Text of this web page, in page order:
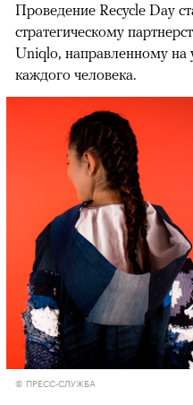
Проведение Recycle Day
стратегическому
Uniqlo, направленному на
каждого человека.
© ПРЕСС-СЛУЖБА